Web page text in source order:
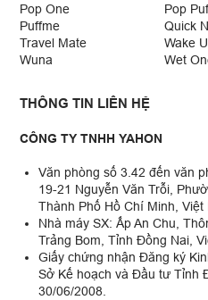
Pop One
Pop Puf
Puffme
Quick
Travel Mate
Wake
Wuna
Wet
THÔNG TIN LIÊN HỆ
CÔNG TY TNHH YAHON
Văn phòng số 3.42 đến văn
19-21 Nguyễn Văn Trỗi,
Thành Phố Hồ Chí Minh, Việt
Nhà máy SX: Ấp An Chu,
Trảng Bom, Tỉnh Đồng Nai,
Giấy chứng nhận Đăng ký
Sở Kế hoạch và Đầu tư Tỉnh
30/06/2008.